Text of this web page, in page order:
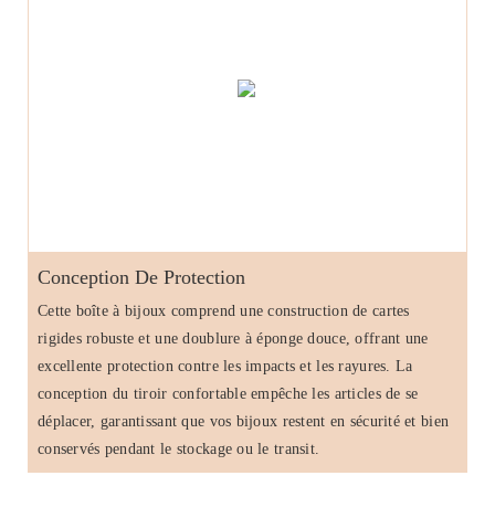
Conception De Protection
Cette boîte à bijoux comprend une construction de cartes
rigides robuste et une doublure à éponge douce, offrant une
excellente protection contre les impacts et les rayures. La
conception du tiroir confortable empêche les articles de se
déplacer, garantissant que vos bijoux restent en sécurité et bien
conservés pendant le stockage ou le transit.